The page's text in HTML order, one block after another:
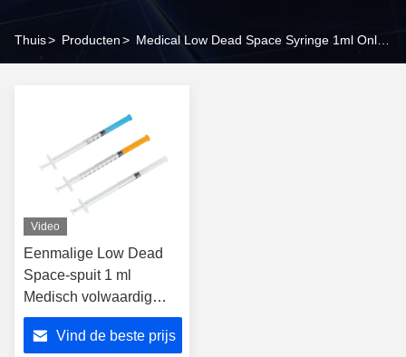
Thuis> Producten>
Video
Eenmalige Low Dead
Space-spuit 1 ml
Medisch volwaardig
veiligheids-injector met
naaldVind de beste prijs